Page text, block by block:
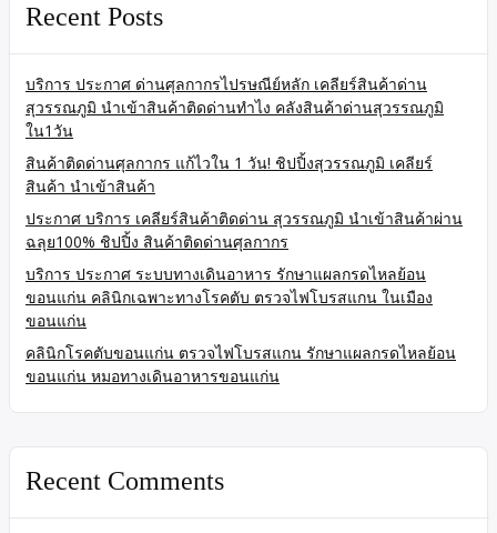
Recent Posts
บริการ ประกาศ ด่านศุลกากรไปรษณีย์หลัก เคลียร์สินค้าด่าน
สุวรรณภูมิ นำเข้าสินค้าติดด่านทำไง คลังสินค้าด่านสุวรรณภูมิ
ใน1วัน
สินค้าติดด่านศุลกากร แก้ไวใน 1 วัน! ชิปปิ้งสุวรรณภูมิ เคลียร์
สินค้า นำเข้าสินค้า
ประกาศ บริการ เคลียร์สินค้าติดด่าน สุวรรณภูมิ นำเข้าสินค้าผ่าน
ฉลุย100% ชิปปิ้ง สินค้าติดด่านศุลกากร
บริการ ประกาศ ระบบทางเดินอาหาร รักษาแผลกรดไหลย้อน
ขอนแก่น คลินิกเฉพาะทางโรคตับ ตรวจไฟโบรสแกน ในเมือง
ขอนแก่น
คลินิกโรคตับขอนแก่น ตรวจไฟโบรสแกน รักษาแผลกรดไหลย้อน
ขอนแก่น หมอทางเดินอาหารขอนแก่น
Recent Comments